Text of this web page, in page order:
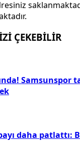
ÇEKEBİLİR
Samsunspor
daha patlattı: